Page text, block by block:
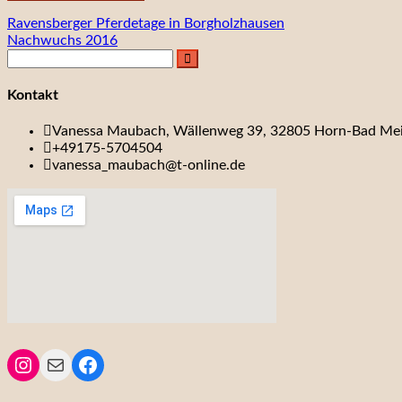
Beitragsnavigation
Ravensberger Pferdetage in Borgholzhausen
Nachwuchs 2016
Kontakt
Vanessa Maubach, Wällenweg 39, 32805 Horn-Bad
+49175-5704504
vanessa_maubach@t-online.de
Instagram
MailFacebook